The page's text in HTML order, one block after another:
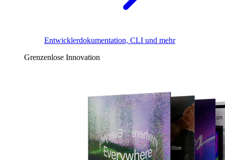
Entwicklerdokumentation, CLI und mehr
Grenzenlose Innovation